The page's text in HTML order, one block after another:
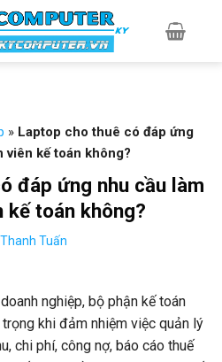
» Laptop cho thuê có đáp ứng
viên kế toán không?
đáp ứng nhu cầu làm
kế toán không?
Tuấn
nghiệp, bộ phận kế toán
khi đảm nhiệm việc quản lý
chi phí, công nợ, báo cáo thuế